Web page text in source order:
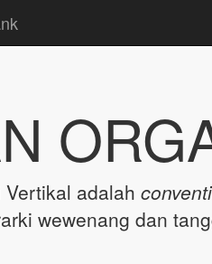
adalah
wewenang dan